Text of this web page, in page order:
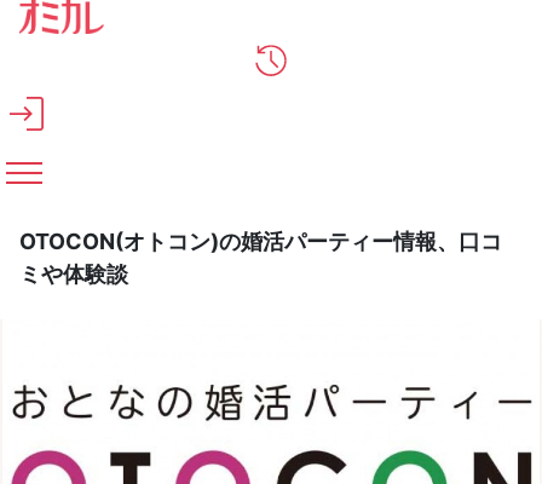
メインコンテンツへスキップ
OTOCON(オトコン)の婚活パーティー情報、口コ
ミや体験談